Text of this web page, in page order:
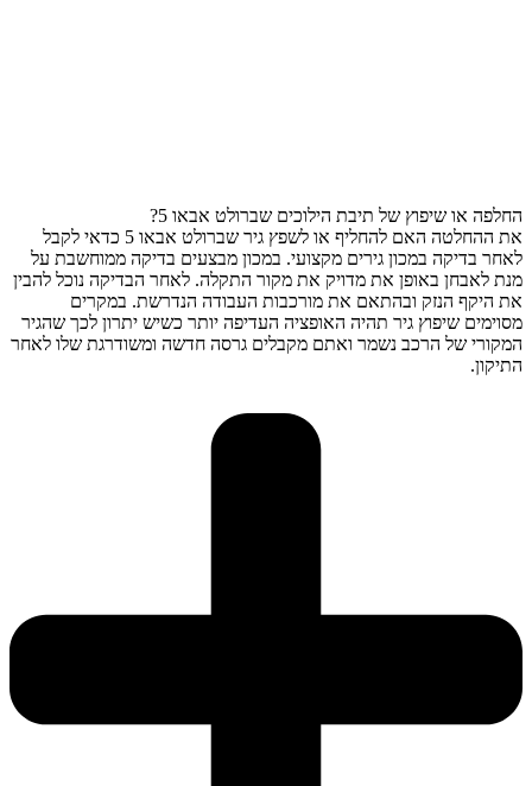
החלפה או שיפוץ של תיבת הילוכים שברולט אבאו 5?
את ההחלטה האם להחליף או לשפץ גיר שברולט אבאו 5 כדאי לקבל
לאחר בדיקה במכון גירים מקצועי. במכון מבצעים בדיקה ממוחשבת על
מנת לאבחן באופן את מדויק את מקור התקלה. לאחר הבדיקה נוכל להבין
את היקף הנזק ובהתאם את מורכבות העבודה הנדרשת. במקרים
מסוימים שיפוץ גיר תהיה האופציה העדיפה יותר כשיש יתרון לכך שהגיר
המקורי של הרכב נשמר ואתם מקבלים גרסה חדשה ומשודרגת שלו לאחר
התיקון.